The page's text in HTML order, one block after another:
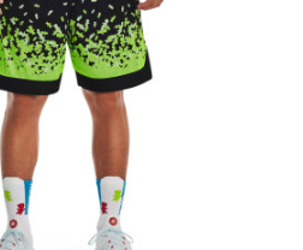
Under Armour
-